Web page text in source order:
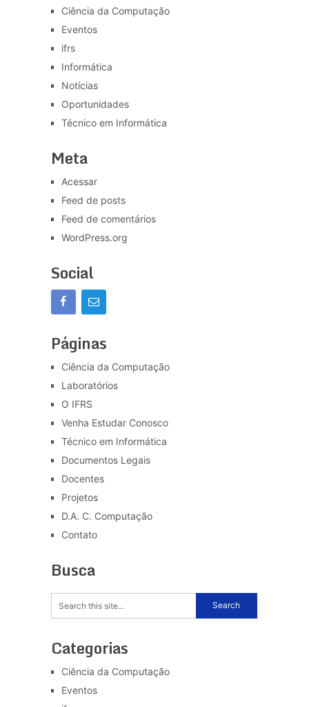
Ciência da Computação
Eventos
ifrs
Informática
Notícias
Oportunidades
Técnico em Informática
Meta
Acessar
Feed de posts
Feed de comentários
WordPress.org
Social
Páginas
Ciência da Computação
Laboratórios
O IFRS
Venha Estudar Conosco
Técnico em Informática
Documentos Legais
Docentes
Projetos
D.A. C. Computação
Contato
Busca
Categorias
Ciência da Computação
Eventos